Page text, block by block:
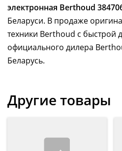
электронная Berthoud
Беларуси. В продаже
техники Berthoud с быстрой
официального дилера
Беларусь.
Другие товары